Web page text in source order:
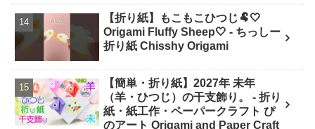
【折り紙】もこもこひつじ🐏🤍
Origami Fluffy Sheep🤍 - ちっしー
折り紙 Chisshy Origami
【簡単・折り紙】2027年 未年
（羊・ひつじ）の干支飾り。 - 折り
紙・紙工作・ペーパークラフト ぴ
のアート Origami and Paper Craft